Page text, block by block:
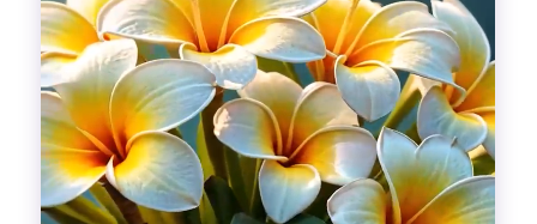
Красоты!
Fashion
Выдох